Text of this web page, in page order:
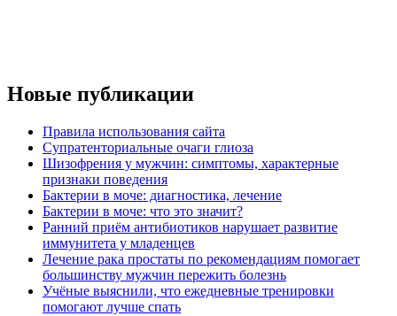
Новые публикации
Правила использования сайта
Супратенториальные очаги глиоза
Шизофрения у мужчин: симптомы, характерные
признаки поведения
Бактерии в моче: диагностика, лечение
Бактерии в моче: что это значит?
Ранний приём антибиотиков нарушает развитие
иммунитета у младенцев
Лечение рака простаты по рекомендациям помогает
большинству мужчин пережить болезнь
Учёные выяснили, что ежедневные тренировки
помогают лучше спать